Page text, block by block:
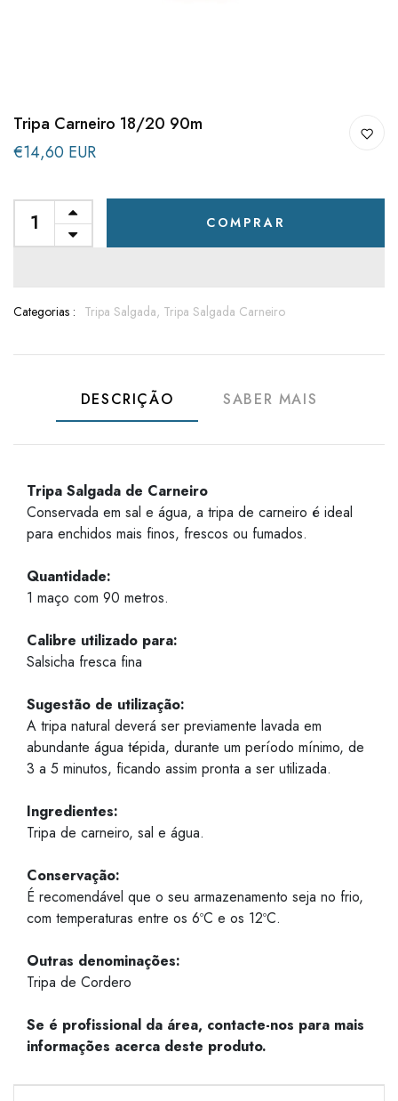
Tripa Carneiro 18/20 90m
€14,60 EUR
COMPRAR
Categorias : Tripa Salgada, Tripa Salgada Carneiro
DESCRIÇÃO SABER MAIS
Tripa Salgada de Carneiro
Conservada em sal e água, a tripa de carneiro é ideal
para enchidos mais finos, frescos ou fumados.
Quantidade:
1 maço com 90 metros.
Calibre utilizado para:
Salsicha fresca fina
Sugestão de utilização:
A tripa natural deverá ser previamente lavada em
abundante água tépida, durante um período mínimo, de
3 a 5 minutos, ficando assim pronta a ser utilizada.
Ingredientes:
Tripa de carneiro, sal e água.
Conservação:
É recomendável que o seu armazenamento seja no frio,
com temperaturas entre os 6ºC e os 12ºC.
Outras denominações:
Tripa de Cordero
Se é profissional da área, contacte-nos para mais
informações acerca deste produto.